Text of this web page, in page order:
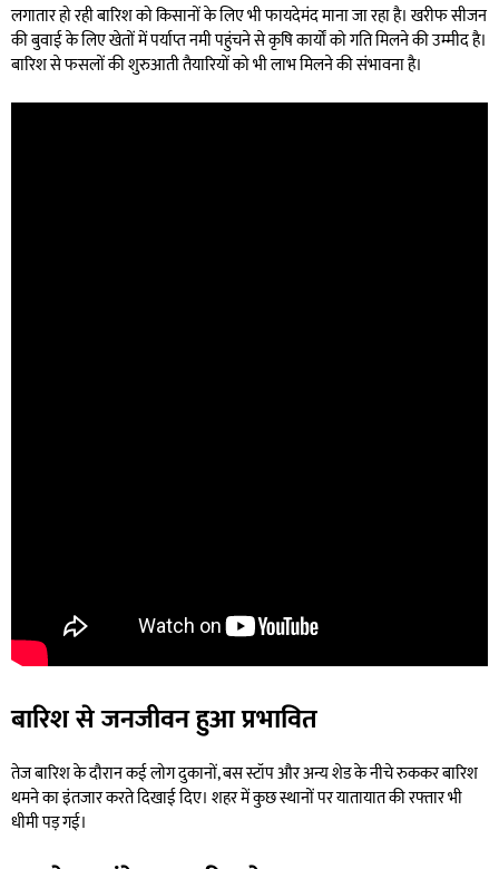
लगातार हो रही बारिश को किसानों के लिए भी फायदेमंद माना जा रहा है। खरीफ सीजन
की बुवाई के लिए खेतों में पर्याप्त नमी पहुंचने से कृषि कार्यों को गति मिलने की उम्मीद है।
बारिश से फसलों की शुरुआती तैयारियों को भी लाभ मिलने की संभावना है।
बारिश से जनजीवन हुआ प्रभावित
तेज बारिश के दौरान कई लोग दुकानों, बस स्टॉप और अन्य शेड के नीचे रुककर बारिश
थमने का इंतजार करते दिखाई दिए। शहर में कुछ स्थानों पर यातायात की रफ्तार भी
धीमी पड़ गई।